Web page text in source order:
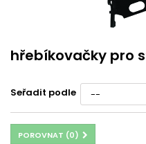
hřebíkovačky pro
Seřadit podle
POROVNAT (0)